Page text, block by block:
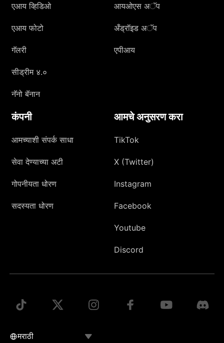
एआय व्हिडिओ
एआय फोटो
गॅलरी
सीड्रीम ४.०
नॅनो बॅनान
आयओएस अॅप
अँड्रॉइड अॅप
एपीआय
कंपनी
आमच्याशी संपर्क साधा
सेवा देण्याच्या अटी
गोपनीयता धोरण
सदस्यता धोरण
आमचे अनुसरण करा
TikTok
X (Twitter)
Instagram
Facebook
Youtube
Discord